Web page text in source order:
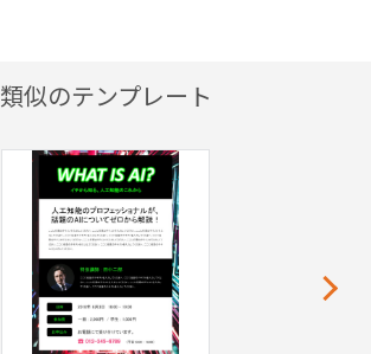
類似のテンプレート
Next